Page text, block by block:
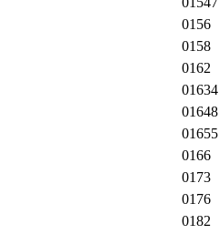
0156
0158
0162
01634
01648
01655
0166
0173
0176
0182